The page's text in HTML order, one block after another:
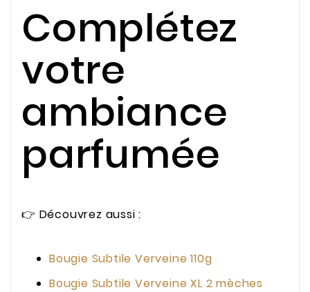
Complétez
votre
ambiance
parfumée
👉 Découvrez aussi :
Bougie Subtile Verveine 110g
Bougie Subtile Verveine XL 2 mèches